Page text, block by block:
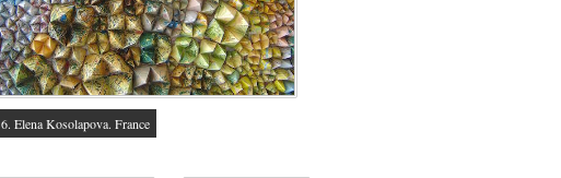
6. Elena Kosolapova. France